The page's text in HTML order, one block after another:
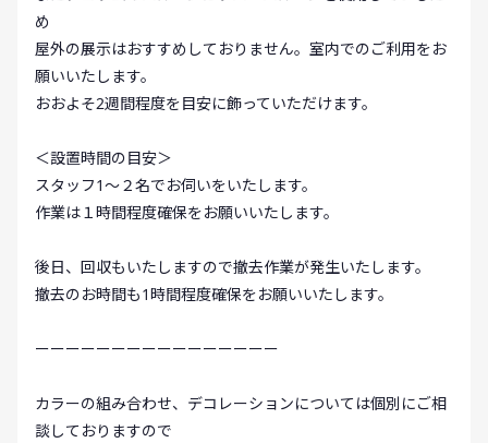
め
屋外の展示はおすすめしておりません。室内でのご利用をお
願いいたします。
おおよそ2週間程度を目安に飾っていただけます。
＜設置時間の目安＞
スタッフ1〜２名でお伺いをいたします。
作業は１時間程度確保をお願いいたします。
後日、回収もいたしますので撤去作業が発生いたします。
撤去のお時間も1時間程度確保をお願いいたします。
ーーーーーーーーーーーーーーーー
カラーの組み合わせ、デコレーションについては個別にご相
談しておりますので